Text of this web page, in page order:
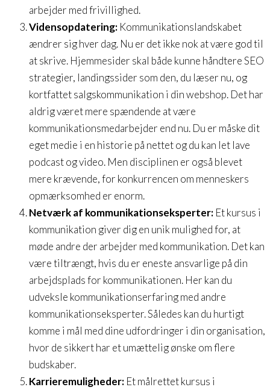
arbejder med frivillighed.
Vidensopdatering: Kommunikationslandskabet
ændrer sig hver dag. Nu er det ikke nok at være god til
at skrive. Hjemmesider skal både kunne håndtere SEO
strategier, landingssider som den, du læser nu, og
kortfattet salgskommunikation i din webshop. Det har
aldrig været mere spændende at være
kommunikationsmedarbejder end nu. Du er måske dit
eget medie i en historie på nettet og du kan let lave
podcast og video. Men disciplinen er også blevet
mere krævende, for konkurrencen om menneskers
opmærksomhed er enorm.
Netværk af kommunikationseksperter: Et kursus i
kommunikation giver dig en unik mulighed for, at
møde andre der arbejder med kommunikation. Det kan
være tiltrængt, hvis du er eneste ansvarlige på din
arbejdsplads for kommunikationen. Her kan du
udveksle kommunikationserfaring med andre
kommunikationseksperter. Således kan du hurtigt
komme i mål med dine udfordringer i din organisation,
hvor de sikkert har et umættelig ønske om flere
budskaber.
Karrieremuligheder: Et målrettet kursus i